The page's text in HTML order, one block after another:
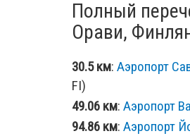
Полный
Орави,
30.5 км: Аэропорт
FI)
49.06 км: Аэропорт
94.86 км: Аэропорт